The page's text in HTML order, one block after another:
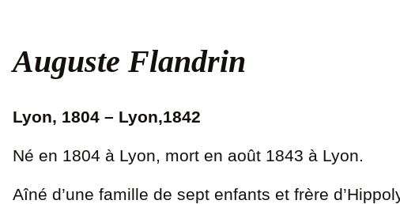
Auguste Flandrin
Lyon, 1804 – Lyon,1842
Né en 1804 à Lyon, mort en août 1843 à Lyon.
Aîné d’une famille de sept enfants et frère